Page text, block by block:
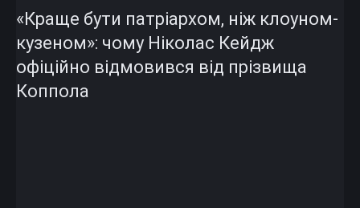
«Краще бути патріархом, ніж клоуном-
кузеном»: чому Ніколас Кейдж
офіційно відмовився від прізвища
Коппола